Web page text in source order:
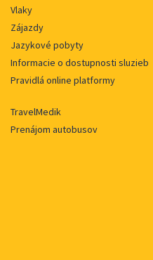
Vlaky
Zájazdy
Jazykové pobyty
Informacie o dostupnosti sluzieb
Pravidlá online platformy
TravelMedik
Prenájom autobusov